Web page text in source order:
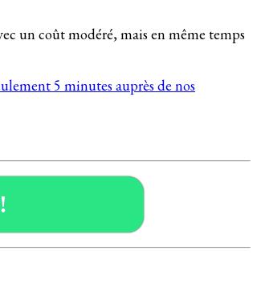
un coût modéré, mais en même temps
5 minutes auprès de nos